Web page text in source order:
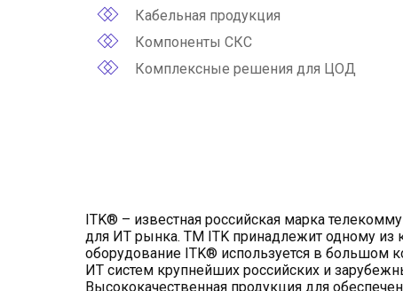
Кабельная продукция
Компоненты СКС
Комплексные решения для ЦОД
ITK® – известная российская марка
для ИТ рынка. ТМ ITK принадлежит одному из
оборудование ITK® используется в большом
ИТ систем крупнейших российских и
Высококачественная продукция для